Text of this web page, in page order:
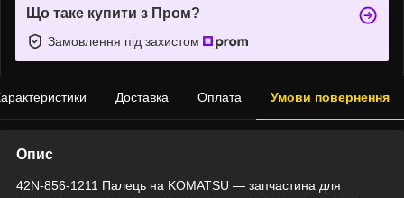
Що таке купити з Пром?
Замовлення під захистом
Доставка Оплата Умови повернення
Опис
42N-856-1211 Палець на KOMATSU — запчастина для